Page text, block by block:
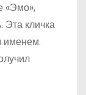
«Эмо»,
Эта кличка
именем.